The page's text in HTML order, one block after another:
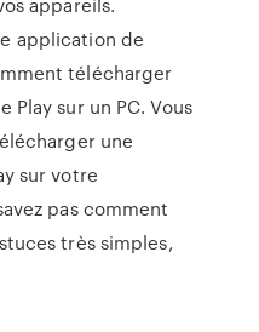
application de
télécharger
sur un PC. Vous
une
sur votre
pas comment
très simples,